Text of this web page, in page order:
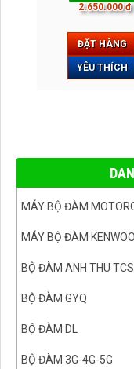
2.650.000 đ
ĐẶT HÀNG
YÊU THÍCH
MÁY BỘ ĐÀM
MÁY BỘ ĐÀM
BỘ ĐÀM ANH THU
BỘ ĐÀM GYQ
BỘ ĐÀM DL
BỘ ĐÀM 3G-4G-5G